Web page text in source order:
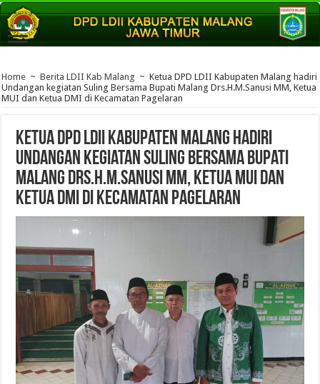
Home ~ Berita LDII Kab Malang ~ Ketua DPD LDII Kabupaten Malang hadiri
Undangan kegiatan Suling Bersama Bupati Malang Drs.H.M.Sanusi MM, Ketua
MUI dan Ketua DMI di Kecamatan Pagelaran
Ketua DPD LDII Kabupaten Malang hadiri
Undangan kegiatan Suling Bersama Bupati
Malang Drs.H.M.Sanusi MM, Ketua MUI dan
Ketua DMI di Kecamatan Pagelaran